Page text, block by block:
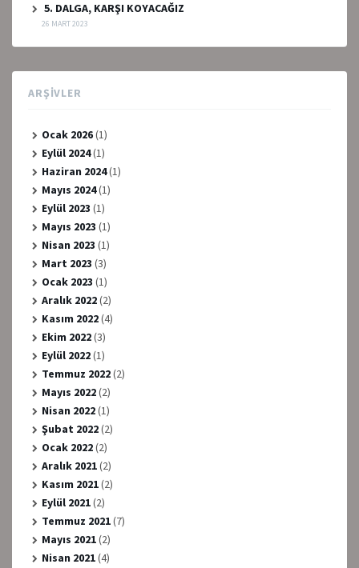
5. DALGA, KARŞI KOYACAĞIZ
26 MART 2023
ARŞIVLER
Ocak 2026(1)
Eylül 2024(1)
Haziran 2024(1)
Mayıs 2024(1)
Eylül 2023 (1)
Mayıs 2023 (1)
Nisan 2023 (1)
Mart 2023 (3)
Ocak 2023 (1)
Aralık 2022(2)
Kasım 2022(4)
Ekim 2022(3)
Eylül 2022(1)
Temmuz 2022(2)
Mayıs 2022(2)
Nisan 2022(1)
Şubat 2022(2)
Ocak 2022(2)
Aralık 2021(2)
Kasım 2021(2)
Eylül 2021(2)
Temmuz 2021(7)
Mayıs 2021(2)
Nisan 2021(4)